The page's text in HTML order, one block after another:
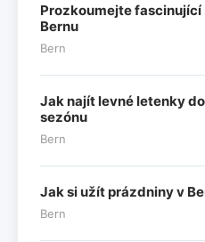
Prozkoumejte fascinující
Bernu
Bern
Jak najít levné letenky
sezónu
Bern
Jak si užít prázdniny v
Bern